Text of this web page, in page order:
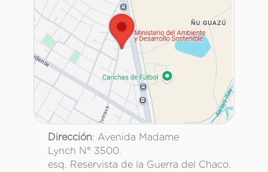
Dirección: Avenida Madame
Lynch N° 3500.
esq. Reservista de la Guerra del Chaco.